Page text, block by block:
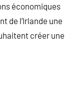
économiques
de l’Irlande une
créer une